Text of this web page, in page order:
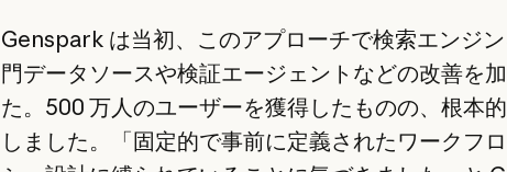
Genspark は当初、このアプローチで検索エンジ
門データソースや検証エージェントなどの改善を
た。500 万人のユーザーを獲得したものの、根本
しました。「固定的で事前に定義されたワークフ